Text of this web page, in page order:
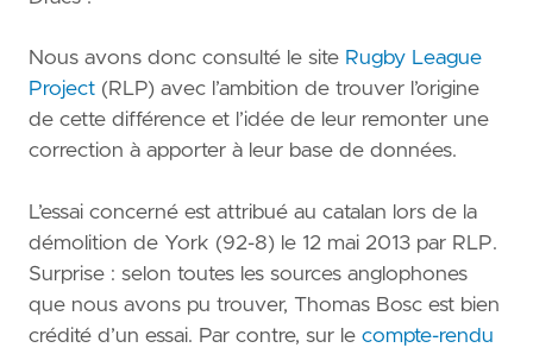
Nous avons donc consulté le site Rugby League
Project (RLP) avec l’ambition de trouver l’origine
de cette différence et l’idée de leur remonter une
correction à apporter à leur base de données.
L’essai concerné est attribué au catalan lors de la
démolition de York (92-8) le 12 mai 2013 par RLP.
Surprise : selon toutes les sources anglophones
que nous avons pu trouver, Thomas Bosc est bien
crédité d’un essai. Par contre, sur le compte-rendu